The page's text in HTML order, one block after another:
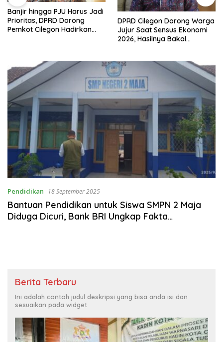
Banjir hingga PJU Harus Jadi
Prioritas, DPRD Dorong
Pemkot Cilegon Hadirkan
DPRD Cilegon Dorong Warga
Jujur Saat Sensus Ekonomi
2026, Hasilnya Bakal
Pendidikan 18 September 2025
Bantuan Pendidikan untuk Siswa SMPN 2 Maja
Diduga Dicuri, Bank BRI Ungkap Fakta
Berita Terbaru
Ini adalah contoh judul deskripsi yang bisa anda isi dan
sesuaikan pada widget